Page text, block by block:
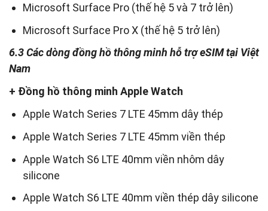
Microsoft Surface Pro (thế hệ 5 và 7 trở lên)
Microsoft Surface Pro X (thế hệ 5 trở lên)
6.3 Các dòng đồng hồ thông minh hỗ trợ eSIM tại Việt
Nam
+ Đồng hồ thông minh Apple Watch
Apple Watch Series 7 LTE 45mm dây thép
Apple Watch Series 7 LTE 45mm viền thép
Apple Watch S6 LTE 40mm viền nhôm dây
silicone
Apple Watch S6 LTE 40mm viền thép dây silicone